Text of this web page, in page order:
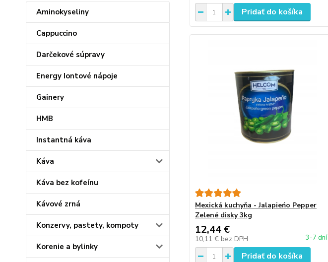
Aminokyseliny
Cappuccino
Darčekové súpravy
Energy Iontové nápoje
Gainery
HMB
Instantná káva
Káva
Káva bez kofeínu
Kávové zrná
Konzervy, pastety, kompoty
Korenie a bylinky
Pridať do košíka
Mexická kuchyňa - Jalapieńo Pepper
Zelené disky 3kg
12,44 €
10,11 € bez DPH 3-7 dní
Pridať do košíka